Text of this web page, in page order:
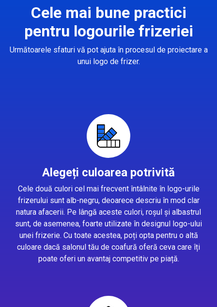
Cele mai bune practici
pentru logourile frizeriei
Următoarele sfaturi vă pot ajuta în procesul de proiectare a
unui logo de frizer.
Alegeți culoarea potrivită
Cele două culori cel mai frecvent întâlnite în logo-urile
frizerului sunt alb-negru, deoarece descriu în mod clar
natura afacerii. Pe lângă aceste culori, roșul și albastrul
sunt, de asemenea, foarte utilizate în designul logo-ului
unei frizerie. Cu toate acestea, poți opta pentru o altă
culoare dacă salonul tău de coafură oferă ceva care îți
poate oferi un avantaj competitiv pe piață.